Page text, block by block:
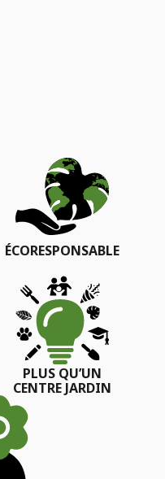
ÉCORESPONSABLE
PLUS QU’UN
CENTRE JARDIN